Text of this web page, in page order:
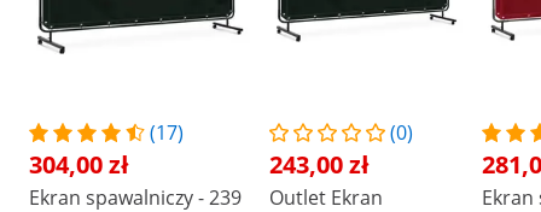
(17)
304,00 zł
Ekran spawalniczy - 239
(0)
243,00 zł
Outlet Ekran
Ekran